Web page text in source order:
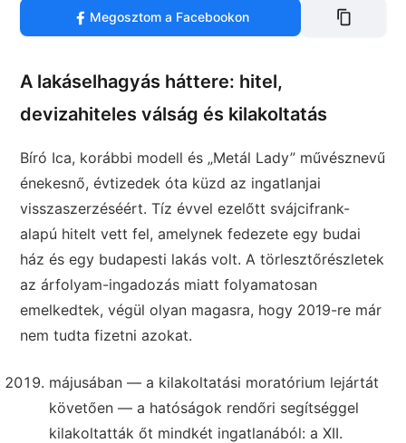
Megosztom a Facebookon
A lakáselhagyás háttere: hitel,
devizahiteles válság és kilakoltatás
Bíró Ica, korábbi modell és „Metál Lady” művésznevű
énekesnő, évtizedek óta küzd az ingatlanjai
visszaszerzéséért. Tíz évvel ezelőtt svájcifrank-
alapú hitelt vett fel, amelynek fedezete egy budai
ház és egy budapesti lakás volt. A törlesztőrészletek
az árfolyam-ingadozás miatt folyamatosan
emelkedtek, végül olyan magasra, hogy 2019-re már
nem tudta fizetni azokat.
májusában — a kilakoltatási moratórium lejártát
követően — a hatóságok rendőri segítséggel
kilakoltatták őt mindkét ingatlanából: a XII.